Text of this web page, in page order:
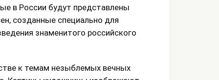
в России будут представлены
созданные специально для
знаменитого российского
к темам незыблемых вечных